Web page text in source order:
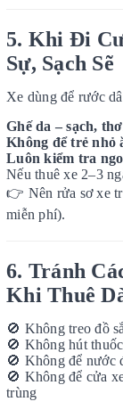
5. Khi Đi
Sự, Sạch Sẽ
Xe dùng để rước
Ghế da – sạch,
Không để trẻ nhỏ
Luôn kiểm tra
Nếu thuê xe 2–3
👉 Nên rửa sơ xe
miễn phí).
6. Tránh
Khi Thuê
🚫 Không treo đồ
🚫 Không hút
🚫 Không để nước
🚫 Không để cửa
trùng